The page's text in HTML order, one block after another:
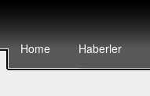
Home Haberler